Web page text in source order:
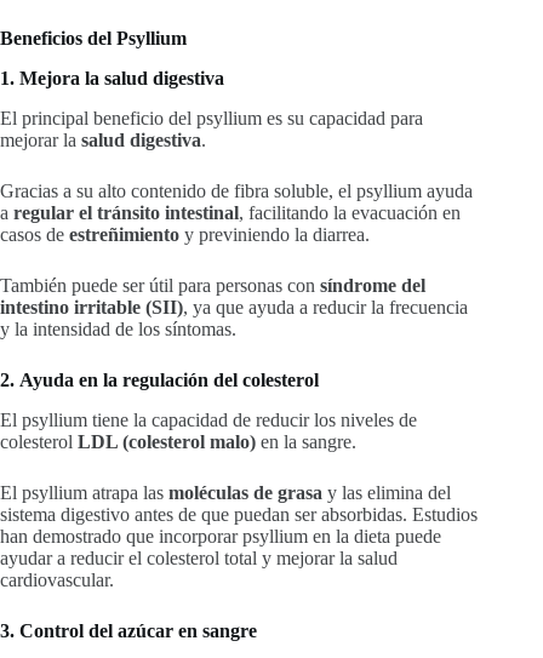
Beneficios del Psyllium
1. Mejora la salud digestiva
El principal beneficio del psyllium es su capacidad para
mejorar la salud digestiva.
Gracias a su alto contenido de fibra soluble, el psyllium ayuda
a regular el tránsito intestinal, facilitando la evacuación en
casos de estreñimiento y previniendo la diarrea.
También puede ser útil para personas con síndrome del
intestino irritable (SII), ya que ayuda a reducir la frecuencia
y la intensidad de los síntomas.
2. Ayuda en la regulación del colesterol
El psyllium tiene la capacidad de reducir los niveles de
colesterol LDL (colesterol malo) en la sangre.
El psyllium atrapa las moléculas de grasa y las elimina del
sistema digestivo antes de que puedan ser absorbidas. Estudios
han demostrado que incorporar psyllium en la dieta puede
ayudar a reducir el colesterol total y mejorar la salud
cardiovascular.
3. Control del azúcar en sangre